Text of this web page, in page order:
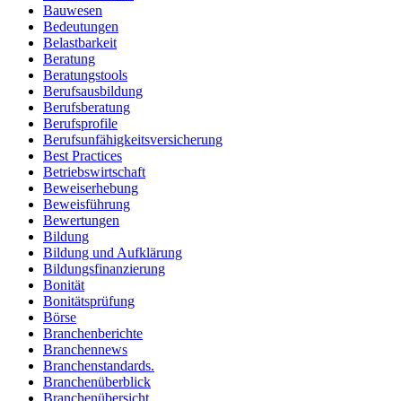
Bauwesen
Bedeutungen
Belastbarkeit
Beratung
Beratungstools
Berufsausbildung
Berufsberatung
Berufsprofile
Berufsunfähigkeitsversicherung
Best Practices
Betriebswirtschaft
Beweiserhebung
Beweisführung
Bewertungen
Bildung
Bildung und Aufklärung
Bildungsfinanzierung
Bonität
Bonitätsprüfung
Börse
Branchenberichte
Branchennews
Branchenstandards.
Branchenüberblick